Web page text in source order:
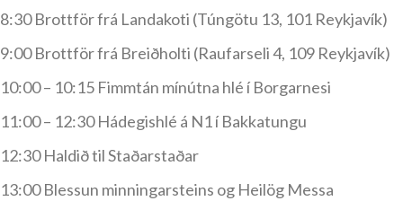
8:30 Brottför frá Landakoti (Túngötu 13, 101 Reykjavík)
9:00 Brottför frá Breiðholti (Raufarseli 4, 109 Reykjavík)
10:00 – 10:15 Fimmtán mínútna hlé í Borgarnesi
11:00 – 12:30 Hádegishlé á N1 í Bakkatungu
12:30 Haldið til Staðarstaðar
13:00 Blessun minningarsteins og Heilög Messa